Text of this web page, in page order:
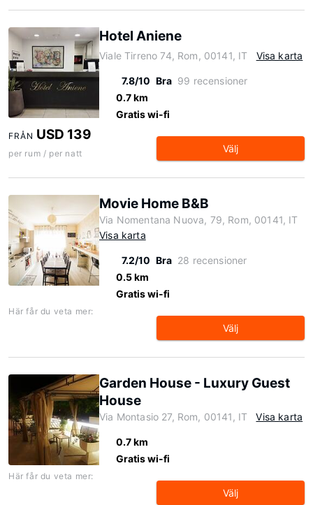
Hotel Aniene
Viale Tirreno 74, Rom, 00141, IT Visa karta
7.8/10 Bra 99 recensioner
0.7 km
Gratis wi-fi
FRÅN USD 139
per rum / per natt Välj
Movie Home B&B
Via Nomentana Nuova, 79, Rom, 00141, IT
Visa karta
7.2/10 Bra 28 recensioner
0.5 km
Gratis wi-fi
Här får du veta mer:
Välj
Garden House - Luxury Guest
House
Via Montasio 27, Rom, 00141, IT Visa karta
0.7 km
Gratis wi-fi
Här får du veta mer:
Välj